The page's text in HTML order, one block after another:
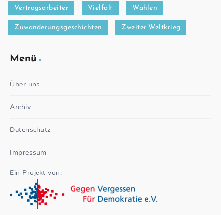
Vertragsarbeiter Vielfalt Wahlen
Zuwanderungsgeschichten Zweiter Weltkrieg
Menü
Über uns
Archiv
Datenschutz
Impressum
Ein Projekt von: